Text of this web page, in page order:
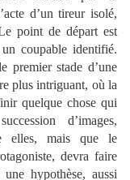
d’un tireur isolé,
point de départ est
coupable identifié.
premier stade d’une
plus intriguant, où la
quelque chose qui
d’images,
elles, mais que le
devra faire
hypothèse, aussi